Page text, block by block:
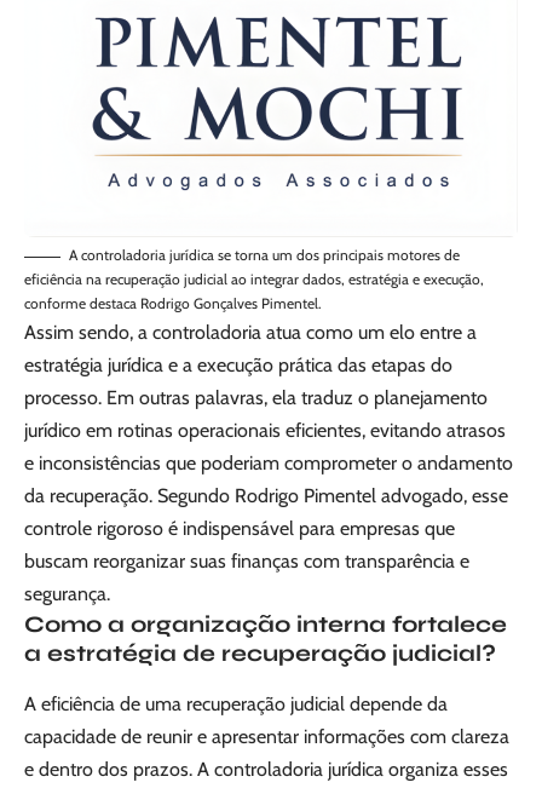
A controladoria jurídica se torna um dos principais motores de
eficiência na recuperação judicial ao integrar dados, estratégia e execução,
conforme destaca Rodrigo Gonçalves Pimentel.
Assim sendo, a controladoria atua como um elo entre a
estratégia jurídica e a execução prática das etapas do
processo. Em outras palavras, ela traduz o planejamento
jurídico em rotinas operacionais eficientes, evitando atrasos
e inconsistências que poderiam comprometer o andamento
da recuperação. Segundo Rodrigo Pimentel advogado, esse
controle rigoroso é indispensável para empresas que
buscam reorganizar suas finanças com transparência e
segurança.
Como a organização interna fortalece
a estratégia de recuperação judicial?
A eficiência de uma recuperação judicial depende da
capacidade de reunir e apresentar informações com clareza
e dentro dos prazos. A controladoria jurídica organiza esses